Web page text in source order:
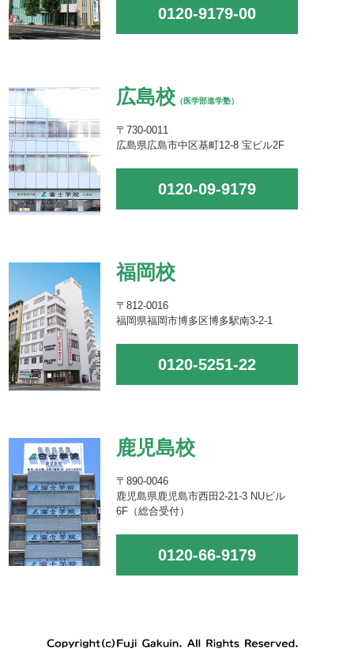
0120-9179-00
広島校 （医学部進学塾）
〒730-0011
広島県広島市中区基町12-8 宝ビル2F
0120-09-9179
福岡校
〒812-0016
福岡県福岡市博多区博多駅南3-2-1
0120-5251-22
鹿児島校
〒890-0046
鹿児島県鹿児島市西田2-21-3 NUビル
6F（総合受付）
0120-66-9179